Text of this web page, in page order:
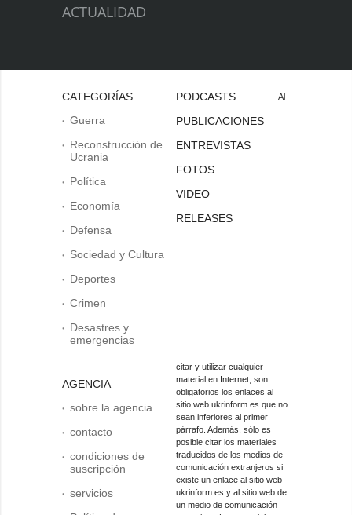
ACTUALIDAD
CATEGORÍAS
Guerra
Reconstrucción de
Ucrania
Política
Economía
Defensa
Sociedad y Cultura
Deportes
Crimen
Desastres y
emergencias
AGENCIA
sobre la agencia
contacto
condiciones de
suscripción
servicios
PODCASTS
PUBLICACIONES
ENTREVISTAS
FOTOS
VIDEO
RELEASES
Al
citar y utilizar cualquier
material en Internet, son
obligatorios los enlaces al
sitio web ukrinform.es que no
sean inferiores al primer
párrafo. Además, sólo es
posible citar los materiales
traducidos de los medios de
comunicación extranjeros si
existe un enlace al sitio web
ukrinform.es y al sitio web de
un medio de comunicación